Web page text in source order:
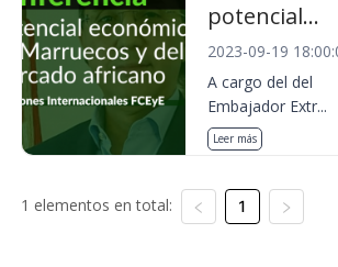
potencial...
2023-09-19
A cargo del del
Embajador Extr...
Leer más
1 elementos en total: 1